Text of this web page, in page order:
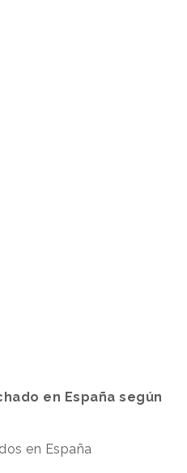
en España según
en España